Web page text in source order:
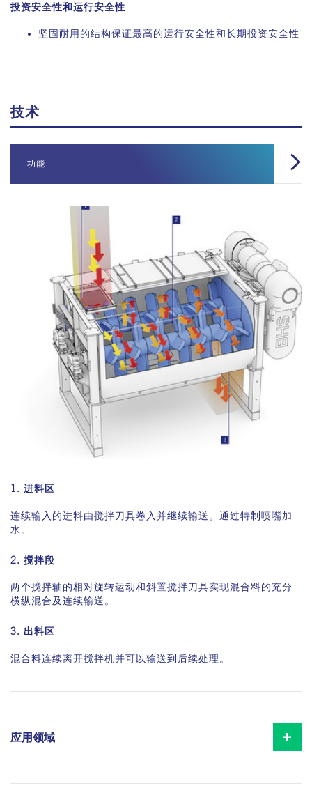
投资安全性和运行安全性
坚固耐用的结构保证最高的运行安全性和长期投资安全性
技术
功能 规
1. 进料区
连续输入的进料由搅拌刀具卷入并继续输送。通过特制喷嘴加
水。
2. 搅拌段
两个搅拌轴的相对旋转运动和斜置搅拌刀具实现混合料的充分
横纵混合及连续输送。
3. 出料区
混合料连续离开搅拌机并可以输送到后续处理。
双卧轴连续式搅拌机的两种机型
根据进料的不同类型，提供两款槽体：方形和圆形。方形槽体
可胜任粗料搅拌。自然的物料层提供了最佳的抗磨损保护。圆
形槽体我们建议用于精细材料的搅拌。
对于有黏性的精细颗粒材料的混合，提供特制的梳形叶片，解
涡轮联轴器
应用领域